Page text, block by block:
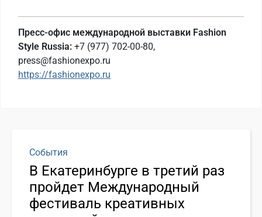
Пресс-офис международной выставки Fashion
Style Russia: +7 (977) 702-00-80,
press@fashionexpo.ru
https://fashionexpo.ru
События
В Екатеринбурге в третий раз
пройдет Международный
фестиваль креативных